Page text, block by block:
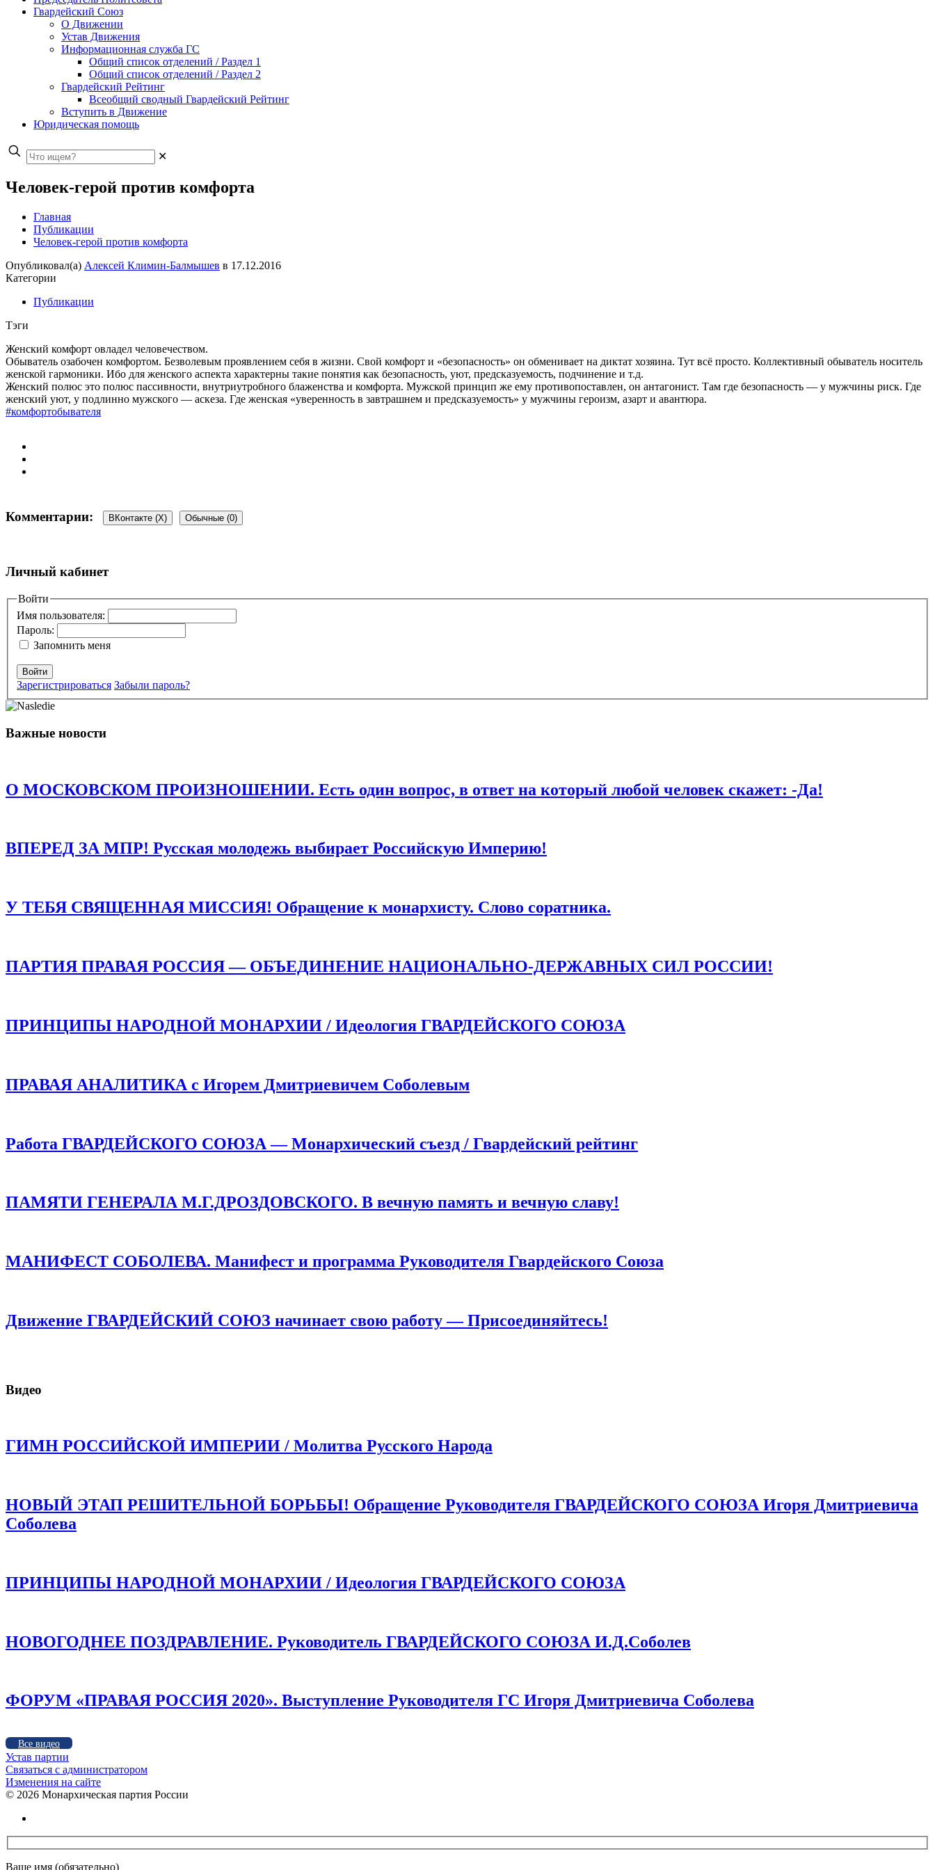
Гвардейский Союз
О Движении
Устав Движения
Информационная служба ГС
Общий список отделений / Раздел 1
Общий список отделений / Раздел 2
Гвардейский Рейтинг
Всеобщий сводный Гвардейский Рейтинг
Вступить в Движение
Юридическая помощь
✕
Человек-герой против комфорта
Главная
Публикации
Человек-герой против комфорта
Опубликовал(а) Алексей Климин-Балмышев в 17.12.2016
Категории
Публикации
Тэги
Женский комфорт овладел человечеством.
Обыватель озабочен комфортом. Безволевым проявлением себя в жизни. Свой комфорт и «безопасность» он обменивает на диктат хозяина. Тут всё просто. Коллективный обыватель носитель
женской гармоники. Ибо для женского аспекта характерны такие понятия как безопасность, уют, предсказуемость, подчинение и т.д.
Женский полюс это полюс пассивности, внутриутробного блаженства и комфорта. Мужской принцип же ему противопоставлен, он антагонист. Там где безопасность — у мужчины риск. Где
женский уют, у подлинно мужского — аскеза. Где женская «уверенность в завтрашнем и предсказуемость» у мужчины героизм, азарт и авантюра.
#комфортобывателя
Комментарии: ВКонтакте (X) Обычные (0)
Добавить комментарий
Ваш адрес email не будет опубликован. Обязательные поля помечены*
Комментарий*
Сохранить моё имя, email и адрес сайта в этом браузере для последующих моих комментариев.
Личный кабинет
Войти
Имя пользователя:
Пароль:
Запомнить меня
Войти
Зарегистрироваться Забыли пароль?
Важные новости
О МОСКОВСКОМ ПРОИЗНОШЕНИИ. Есть один вопрос, в ответ на который любой человек скажет: -Да!
ВПЕРЕД ЗА МПР! Русская молодежь выбирает Российскую Империю!
У ТЕБЯ СВЯЩЕННАЯ МИССИЯ! Обращение к монархисту. Слово соратника.
ПАРТИЯ ПРАВАЯ РОССИЯ — ОБЪЕДИНЕНИЕ НАЦИОНАЛЬНО-ДЕРЖАВНЫХ СИЛ РОССИИ!
ПРИНЦИПЫ НАРОДНОЙ МОНАРХИИ / Идеология ГВАРДЕЙСКОГО СОЮЗА
ПРАВАЯ АНАЛИТИКА с Игорем Дмитриевичем Соболевым
Работа ГВАРДЕЙСКОГО СОЮЗА — Монархический съезд / Гвардейский рейтинг
ПАМЯТИ ГЕНЕРАЛА М.Г.ДРОЗДОВСКОГО. В вечную память и вечную славу!
МАНИФЕСТ СОБОЛЕВА. Манифест и программа Руководителя Гвардейского Союза
Движение ГВАРДЕЙСКИЙ СОЮЗ начинает свою работу — Присоединяйтесь!
Видео
ГИМН РОССИЙСКОЙ ИМПЕРИИ / Молитва Русского Народа
НОВЫЙ ЭТАП РЕШИТЕЛЬНОЙ БОРЬБЫ! Обращение Руководителя ГВАРДЕЙСКОГО СОЮЗА Игоря Дмитриевича
Соболева
ПРИНЦИПЫ НАРОДНОЙ МОНАРХИИ / Идеология ГВАРДЕЙСКОГО СОЮЗА
НОВОГОДНЕЕ ПОЗДРАВЛЕНИЕ. Руководитель ГВАРДЕЙСКОГО СОЮЗА И.Д.Соболев
ФОРУМ «ПРАВАЯ РОССИЯ 2020». Выступление Руководителя ГС Игоря Дмитриевича Соболева
Все видео
Устав партии
Связаться с администратором
Изменения на сайте
© 2026 Монархическая партия России
Ваше имя (обязательно)